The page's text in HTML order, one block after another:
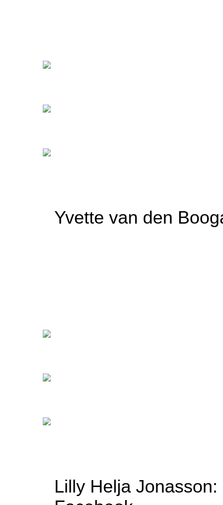
Yvette van den
Lilly Helja Jonasson: